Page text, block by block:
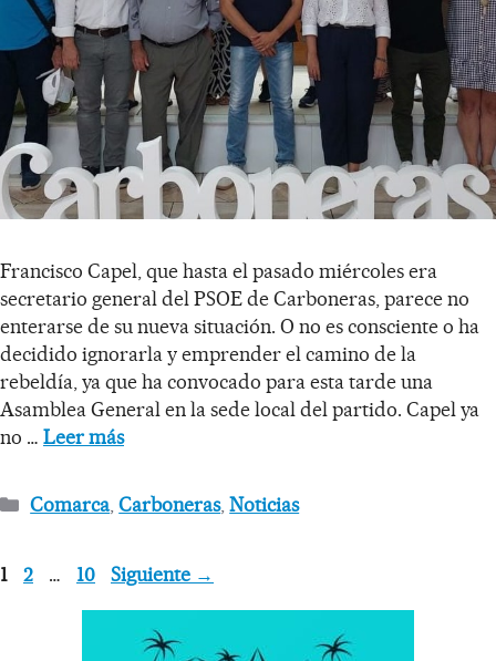
Francisco Capel, que hasta el pasado miércoles era
secretario general del PSOE de Carboneras, parece no
enterarse de su nueva situación. O no es consciente o ha
decidido ignorarla y emprender el camino de la
rebeldía, ya que ha convocado para esta tarde una
Asamblea General en la sede local del partido. Capel ya
no … Leer más
Comarca,Carboneras,Noticias
1 2 … 10 Siguiente →